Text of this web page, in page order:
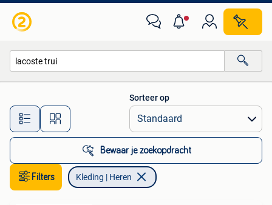
Alle afstanden…
Sorteer op
Bewaar je zoekopdracht
Filters Kleding | Heren